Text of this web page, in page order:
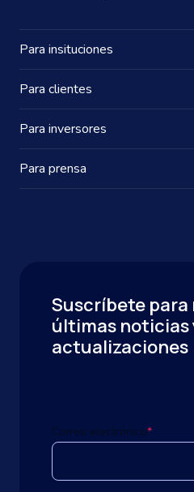
Para insituciones
Para clientes
Para inversores
Para prensa
Suscríbete para
últimas noticias
actualizaciones
Correo electrónico*